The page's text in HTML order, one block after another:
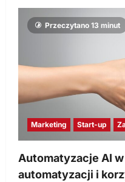
Przeczytano 13 minut
Marketing Start-up
Automatyzacje AI
automatyzacji i